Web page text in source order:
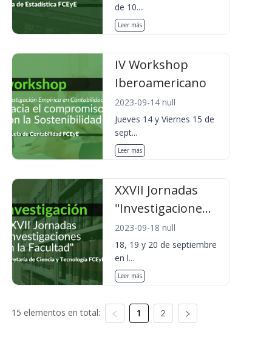
de 10....
Leer más
IV Workshop
Iberoamericano
2023-09-14 null
Jueves 14 y Viernes 15 de
sept...
Leer más
XXVII Jornadas
"Investigacione...
2023-09-18 null
18, 19 y 20 de septiembre
en l...
Leer más
15 elementos en total: 1 2